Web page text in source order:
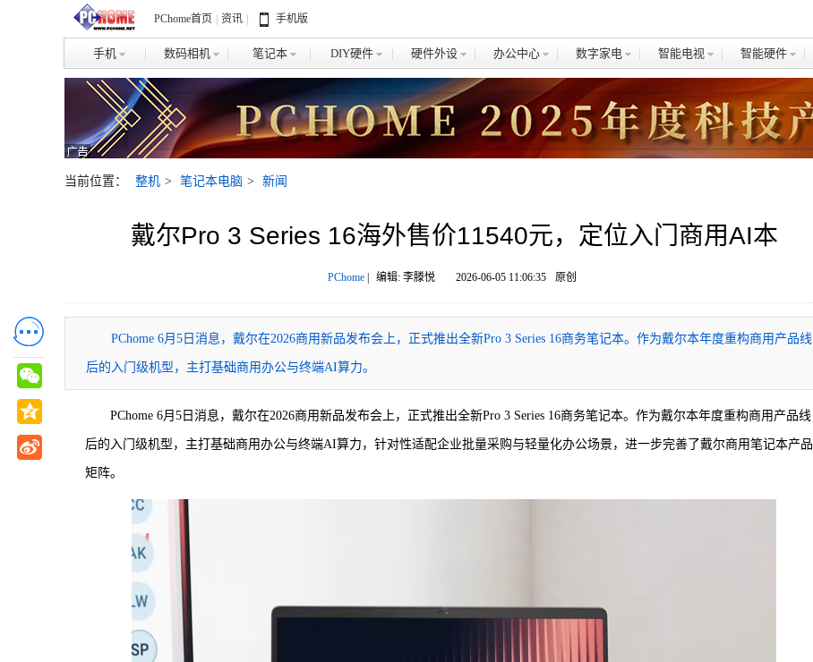
PChome首页 资讯 手机版
手机 数码相机 笔记本 DIY硬件 硬件外设 办公中心 数字家电 智能电视 智能硬件
当前位置： 整机 > 笔记本电脑 > 新闻
戴尔Pro 3 Series 16海外售价11540元，定位入门商用AI本
PChome| 编辑: 李滕悦 2026-06-05 11:06:35 原创
​PChome 6月5日消息，戴尔在2026商用新品发布会上，正式推出全新Pro 3 Series 16商务笔记本。作为戴尔本年度重构商用产品线
后的入门级机型，主打基础商用办公与终端AI算力。
PChome 6月5日消息，戴尔在2026商用新品发布会上，正式推出全新Pro 3 Series 16商务笔记本。作为戴尔本年度重构商用产品线
后的入门级机型，主打基础商用办公与终端AI算力，针对性适配企业批量采购与轻量化办公场景，进一步完善了戴尔商用笔记本产品
矩阵。